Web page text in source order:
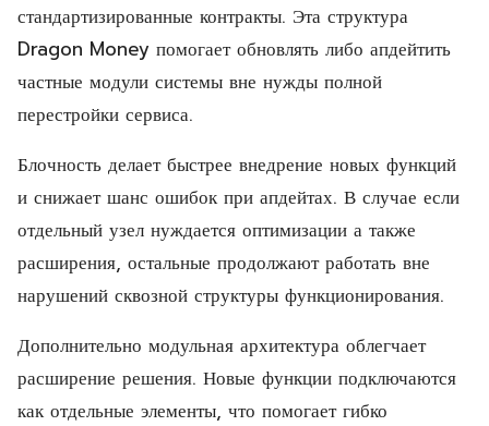
стандартизированные контракты. Эта структура
Dragon Money помогает обновлять либо апдейтить
частные модули системы вне нужды полной
перестройки сервиса.
Блочность делает быстрее внедрение новых функций
и снижает шанс ошибок при апдейтах. В случае если
отдельный узел нуждается оптимизации а также
расширения, остальные продолжают работать вне
нарушений сквозной структуры функционирования.
Дополнительно модульная архитектура облегчает
расширение решения. Новые функции подключаются
как отдельные элементы, что помогает гибко